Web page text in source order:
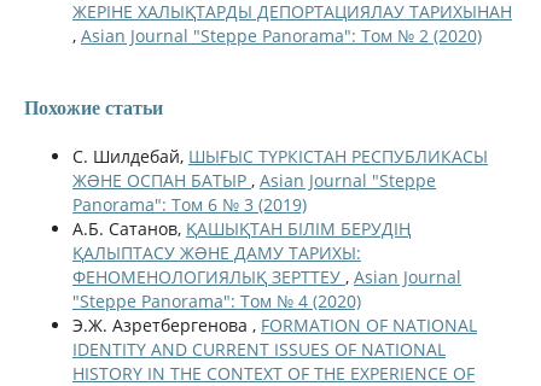
ЖЕРІНЕ ХАЛЫҚТАРДЫ ДЕПОРТАЦИЯЛАУ ТАРИХЫНАН
, Asian Journal "Steppe Panorama": Том № 2 (2020)
Похожие статьи
С. Шилдебай, ШЫҒЫС ТҮРКІСТАН РЕСПУБЛИКАСЫ
ЖƏНЕ ОСПАН БАТЫР , Asian Journal "Steppe
Panorama": Том 6 № 3 (2019)
А.Б. Сатанов, ҚАШЫҚТАН БІЛІМ БЕРУДІҢ
ҚАЛЫПТАСУ ЖƏНЕ ДАМУ ТАРИХЫ:
ФЕНОМЕНОЛОГИЯЛЫҚ ЗЕРТТЕУ , Asian Journal
"Steppe Panorama": Том № 4 (2020)
Э.Ж. Азретбергенова , FORMATION OF NATIONAL
IDENTITY AND CURRENT ISSUES OF NATIONAL
HISTORY IN THE CONTEXT OF THE EXPERIENCE OF